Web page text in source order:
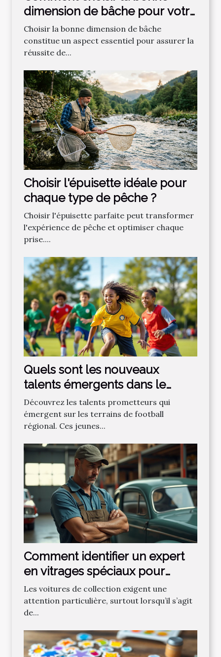
dimension de bâche pour votre
projet ?
Choisir la bonne dimension de bâche
constitue un aspect essentiel pour assurer la
réussite de...
Choisir l'épuisette idéale pour
chaque type de pêche ?
Choisir l'épuisette parfaite peut transformer
l'expérience de pêche et optimiser chaque
prise....
Quels sont les nouveaux
talents émergents dans le
football régional ?
Découvrez les talents prometteurs qui
émergent sur les terrains de football
régional. Ces jeunes...
Comment identifier un expert
en vitrages spéciaux pour
voitures de collection ?
Les voitures de collection exigent une
attention particulière, surtout lorsqu’il s’agit
de...